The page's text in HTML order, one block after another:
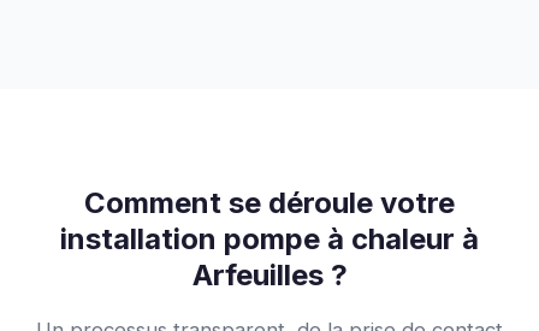
Comment se déroule votre
installation pompe à chaleur à
Arfeuilles ?